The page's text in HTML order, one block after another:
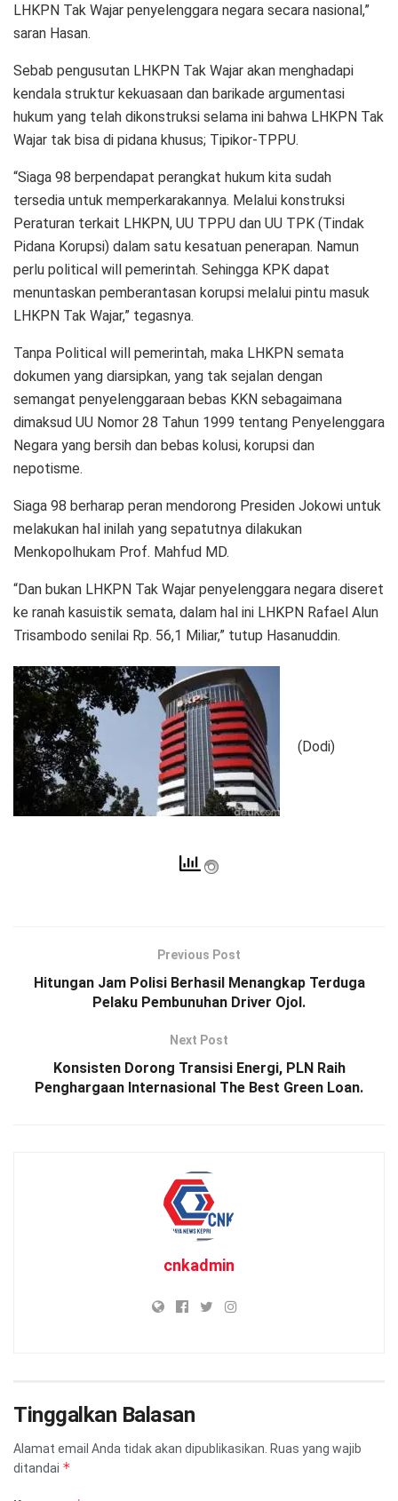
LHKPN Tak Wajar penyelenggara negara secara nasional,”
saran Hasan.
Sebab pengusutan LHKPN Tak Wajar akan menghadapi
kendala struktur kekuasaan dan barikade argumentasi
hukum yang telah dikonstruksi selama ini bahwa LHKPN Tak
Wajar tak bisa di pidana khusus; Tipikor-TPPU.
“Siaga 98 berpendapat perangkat hukum kita sudah
tersedia untuk memperkarakannya. Melalui konstruksi
Peraturan terkait LHKPN, UU TPPU dan UU TPK (Tindak
Pidana Korupsi) dalam satu kesatuan penerapan. Namun
perlu political will pemerintah. Sehingga KPK dapat
menuntaskan pemberantasan korupsi melalui pintu masuk
LHKPN Tak Wajar,” tegasnya.
Tanpa Political will pemerintah, maka LHKPN semata
dokumen yang diarsipkan, yang tak sejalan dengan
semangat penyelenggaraan bebas KKN sebagaimana
dimaksud UU Nomor 28 Tahun 1999 tentang Penyelenggara
Negara yang bersih dan bebas kolusi, korupsi dan
nepotisme.
Siaga 98 berharap peran mendorong Presiden Jokowi untuk
melakukan hal inilah yang sepatutnya dilakukan
Menkopolhukam Prof. Mahfud MD.
“Dan bukan LHKPN Tak Wajar penyelenggara negara diseret
ke ranah kasuistik semata, dalam hal ini LHKPN Rafael Alun
Trisambodo senilai Rp. 56,1 Miliar,” tutup Hasanuddin.
(Dodi)
Previous Post
Hitungan Jam Polisi Berhasil Menangkap Terduga
Pelaku Pembunuhan Driver Ojol.
Next Post
Konsisten Dorong Transisi Energi, PLN Raih
Penghargaan Internasional The Best Green Loan.
cnkadmin
Tinggalkan Balasan
Alamat email Anda tidak akan dipublikasikan. Ruas yang wajib
ditandai *